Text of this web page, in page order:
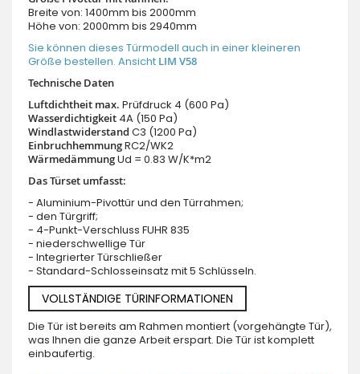
Breite von: 1400mm bis 2000mm
Höhe von: 2000mm bis 2940mm
Sie können dieses Türmodell auch in einer kleineren
Größe bestellen. Ansicht LIM V58
Technische Daten
Luftdichtheit max. Prüfdruck 4 (600 Pa)
Wasserdichtigkeit 4A (150 Pa)
Windlastwiderstand C3 (1200 Pa)
EinbruchhemmungRC2/WK2
WärmedämmungUd = 0.83 W/K*m2
Das Türset umfasst:
- Aluminium-Pivottür und den Türrahmen;
- den Türgriff;
- 4-Punkt-Verschluss FUHR 835
- niederschwellige Tür
- Integrierter Türschließer
- Standard-Schlosseinsatz mit 5 Schlüsseln.
VOLLSTÄNDIGE TÜRINFORMATIONEN
Die Tür ist bereits am Rahmen montiert (vorgehängte Tür),
was Ihnen die ganze Arbeit erspart. Die Tür ist komplett
einbaufertig.